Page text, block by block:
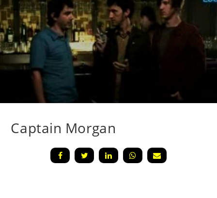
Captain Morgan